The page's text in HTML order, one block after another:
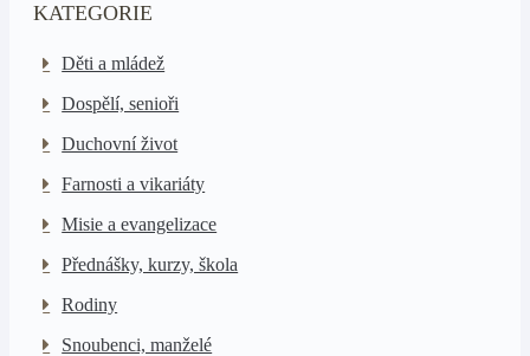
KATEGORIE
Děti a mládež
Dospělí, senioři
Duchovní život
Farnosti a vikariáty
Misie a evangelizace
Přednášky, kurzy, škola
Rodiny
Snoubenci, manželé